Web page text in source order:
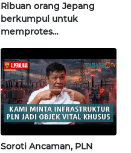
Ribuan orang Jepang
berkumpul untuk
memprotes
pertama di Fujisawa
Soroti Ancaman, PLN